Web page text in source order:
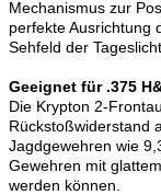
Mechanismus zur
perfekte Ausrichtung
Sehfeld der
Geeignet für .375
Die Krypton 2-
Rückstoßwiderstand
Jagdgewehren wie
Gewehren mit
werden können.